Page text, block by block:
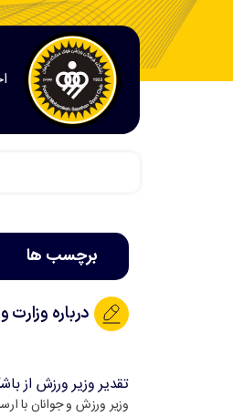
برچسب ها
درباره
تقدیر وزیر ورزش از
وزیر ورزش و جوانان با